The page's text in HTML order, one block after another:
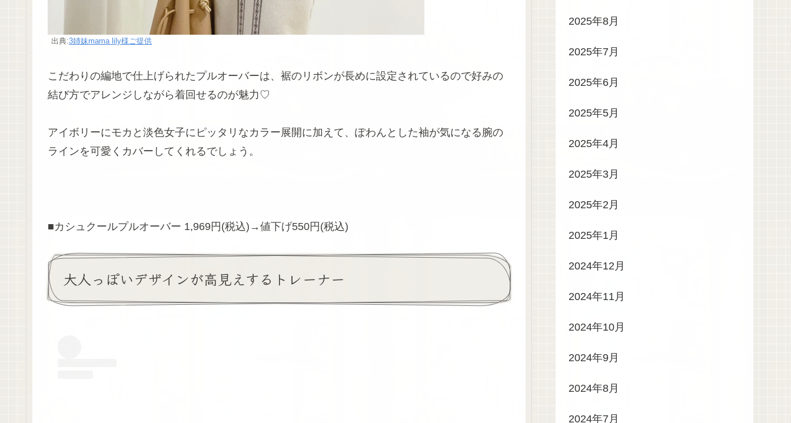
出典:3姉妹mama lily様ご提供
こだわりの編地で仕上げられたプルオーバーは、裾のリボンが長めに設定されているので好みの
結び方でアレンジしながら着回せるのが魅力♡
アイボリーにモカと淡色女子にピッタリなカラー展開に加えて、ぽわんとした袖が気になる腕の
ラインを可愛くカバーしてくれるでしょう。
■カシュクールプルオーバー 1,969円(税込)→値下げ550円(税込)
大人っぽいデザインが高見えするトレーナー
2025年8月
2025年7月
2025年6月
2025年5月
2025年4月
2025年3月
2025年2月
2025年1月
2024年12月
2024年11月
2024年10月
2024年9月
2024年8月
2024年7月